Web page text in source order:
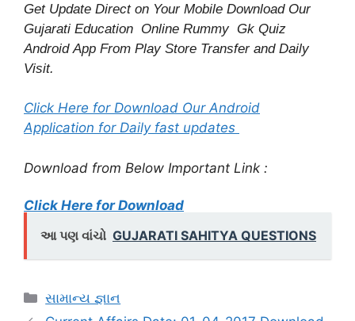
Get Update Direct on Your Mobile Download Our
Gujarati Education Online Rummy Gk Quiz
Android App From Play Store Transferand Daily
Visit.
Click Here for Download Our Android
Application for Daily fast updates
Download from Below Important Link :
Click Here for Download
આ પણ વાંચો GUJARATI SAHITYA QUESTIONS
Categories
સામાન્ય જ્ઞાન